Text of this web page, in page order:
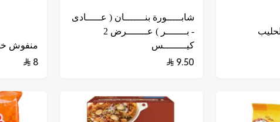
شابـــــورة بنـــــــان ( عـــــادى
- بـــــــر ) عـــــــرض 2
كيــــــــس
9.50
منفوش
8